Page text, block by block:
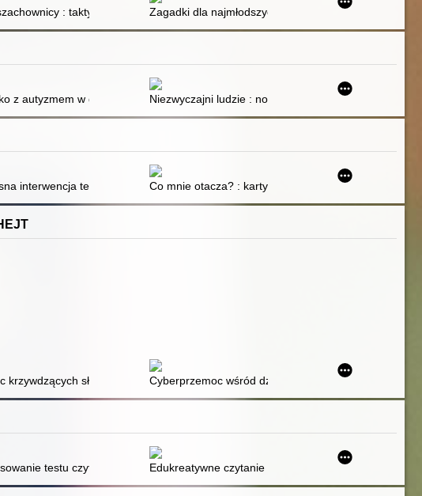
seniorów i nie tylko: taktyka i strategiaZagadki dla najmłodszych : materiały metodyczne
rozpoznanie i działanie
pomogą twojemu dziecku rozwinąć potrzebne umiejętności i w pełni
z autyzmem w grupie integracyjnejNiezwyczajni ludzie : nowe spojrzenie na autyzm
dla małych dzieci oraz uczniów z trudnościami
interwencja terapeutyczna : stymulacja rozwoju dziecka : od noworodka do 6
Co mnie otacza? : karty pracy dla uczniów ze
w Polsce
krzywdzących słów : kilka uwag o niezmiennych mechanizmach mowy nienawiści
Cyberprzemoc wśród dzieci i młodzieży w
podstawowej
trening czytania ze zrozumieniem dla klas IV-VI szkoły podstawowej
testu czytania ze zrozumieniem do potrzeb i możliwości uczniów z
Edukreatywne czytanie ze zrozumieniemy